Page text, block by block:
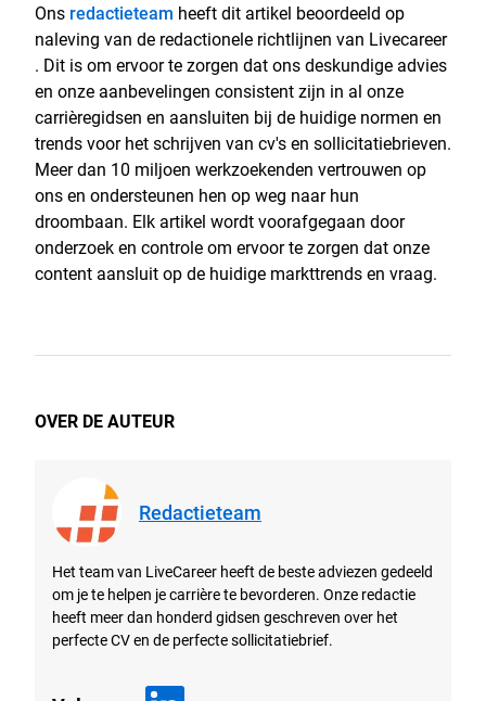
Ons redactieteam heeft dit artikel beoordeeld op
naleving van de redactionele richtlijnen van Livecareer
. Dit is om ervoor te zorgen dat ons deskundige advies
en onze aanbevelingen consistent zijn in al onze
carrièregidsen en aansluiten bij de huidige normen en
trends voor het schrijven van cv's en sollicitatiebrieven.
Meer dan 10 miljoen werkzoekenden vertrouwen op
ons en ondersteunen hen op weg naar hun
droombaan. Elk artikel wordt voorafgegaan door
onderzoek en controle om ervoor te zorgen dat onze
content aansluit op de huidige markttrends en vraag.
OVER DE AUTEUR
Redactieteam
Het team van LiveCareer heeft de beste adviezen gedeeld
om je te helpen je carrière te bevorderen. Onze redactie
heeft meer dan honderd gidsen geschreven over het
perfecte CV en de perfecte sollicitatiebrief.